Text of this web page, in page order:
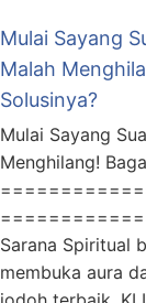
Mulai Sayang
Malah
Solusinya?
Mulai Sayang
Menghilang!
Sarana Spiritual
membuka aura